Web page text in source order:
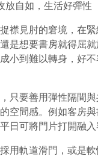
放自如，生活好彈性
襟見肘的窘境，在
是想要書房就得屈
小到難以轉身，好
只要善用彈性隔間
空間感。例如客房
日可將門片打開融
用軌道滑門，或是